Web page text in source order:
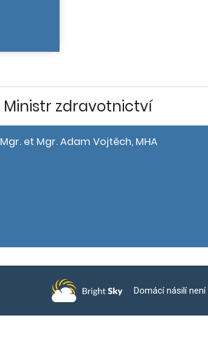
Ministr zdravotnictví
Mgr. et Mgr. Adam Vojtěch, MHA
Domácí násilí